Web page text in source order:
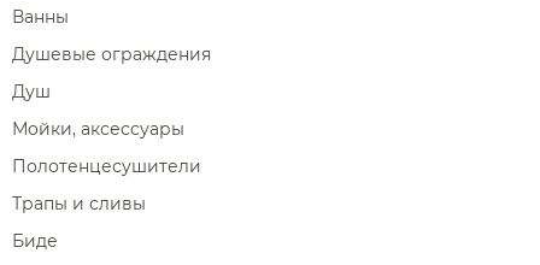
Ванны
Душевые ограждения
Душ
Мойки, аксессуары
Полотенцесушители
Трапы и сливы
Биде